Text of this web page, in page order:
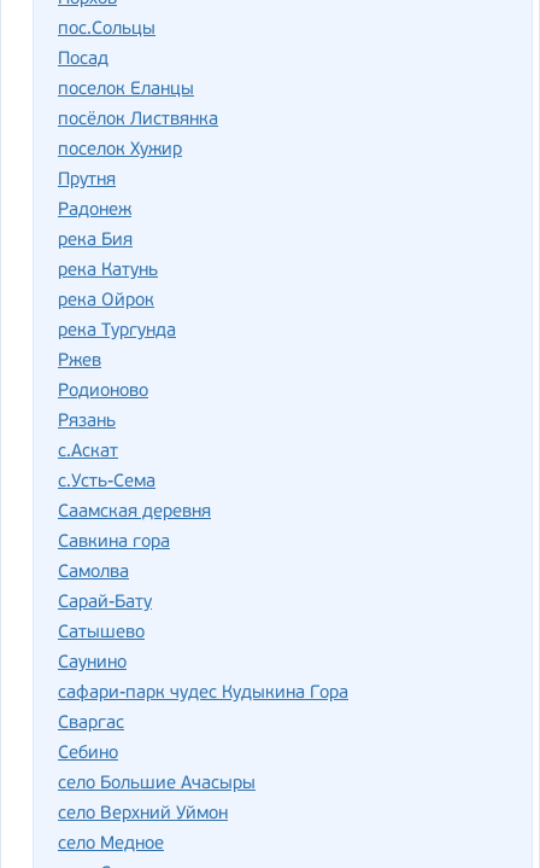
пос.Сольцы
Посад
поселок Еланцы
посёлок Листвянка
поселок Хужир
Прутня
Радонеж
река Бия
река Катунь
река Ойрок
река Тургунда
Ржев
Родионово
Рязань
с.Аскат
с.Усть-Сема
Саамская деревня
Савкина гора
Самолва
Сарай-Бату
Сатышево
Саунино
сафари-парк чудес Кудыкина Гора
Сваргас
Себино
село Большие Ачасыры
село Верхний Уймон
село Медное